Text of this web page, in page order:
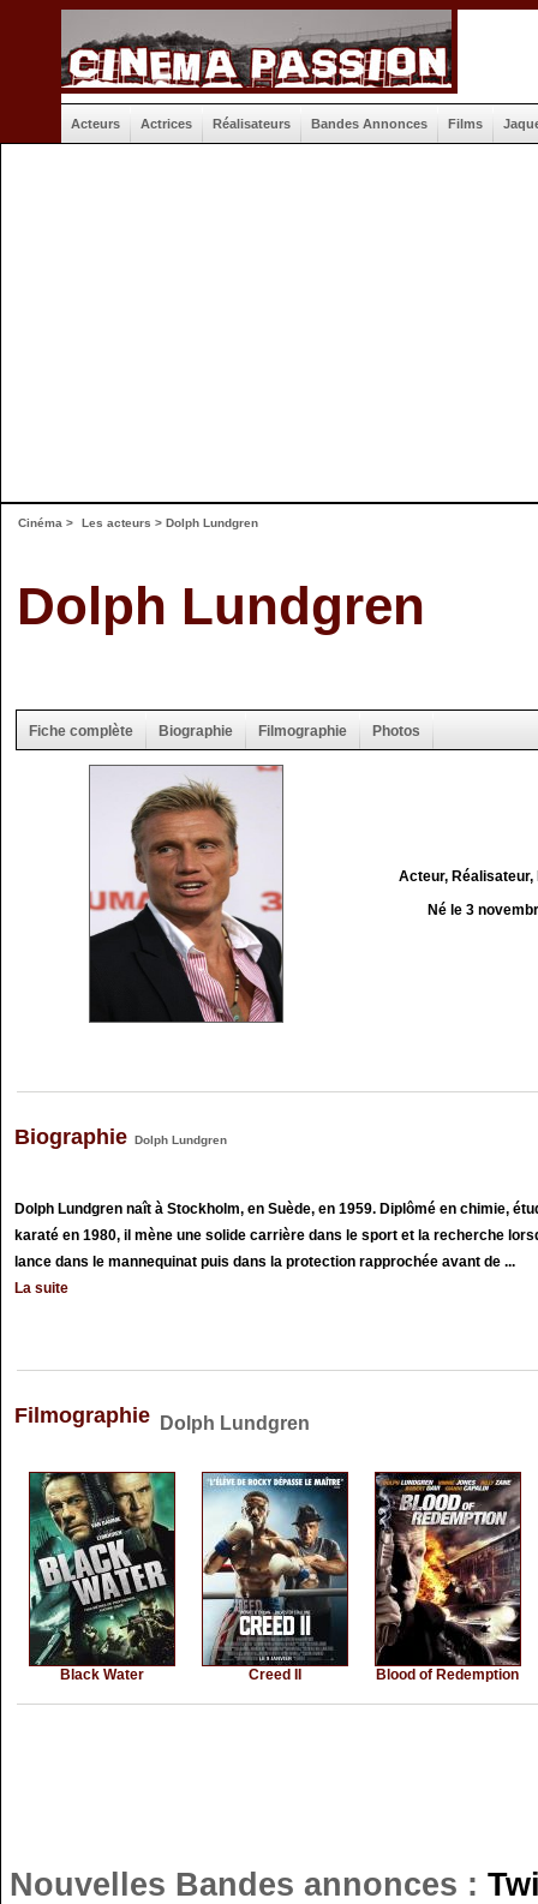
Acteurs Actrices Réalisateurs Bandes Annonces Films
Cinéma > Les acteurs > Dolph Lundgren
Dolph Lundgren
Fiche complète Biographie Filmographie Photos
Acteur,
Né le 3
Biographie Dolph Lundgren
Dolph Lundgren naît à Stockholm, en Suède, en 1959. Diplômé en chimie,
karaté en 1980, il mène une solide carrière dans le sport et la recherche
lance dans le mannequinat puis dans la protection rapprochée avant de ...
La suite
Filmographie Dolph Lundgren
Black Water Creed II Blood of Redemption
Nouvelles Bandes annonces :